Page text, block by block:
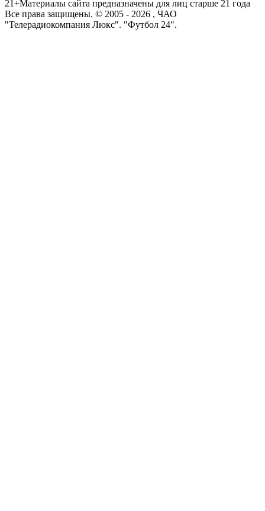
21+Материалы сайта предназначены для лиц старше 21 года
Все права защищены. © 2005 - 2026 , ЧАО
"Телерадиокомпания Люкс". "Футбол 24".